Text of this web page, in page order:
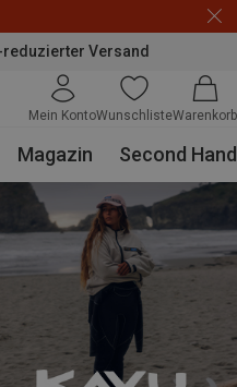
reduzierter Versand
Mein KontoWunschlisteWarenkorb
Magazin Second Hand